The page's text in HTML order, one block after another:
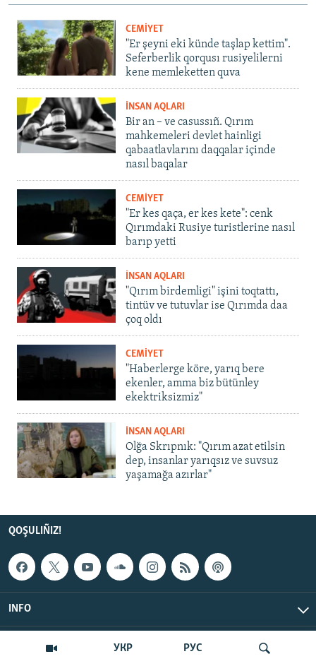
УКР РУС
CEMİYET
"Er şeyni eki künde taşlap kettim".
Seferberlik qorqusı rusiyelilerni
kene memleketten quva
İNSAN AQLARI
Bir an – ve casussıñ. Qırım
mahkemeleri devlet hainligi
qabaatlavlarını daqqalar içinde
nasıl baqalar
CEMİYET
"Er kes qaça, er kes kete": cenk
Qırımdaki Rusiye turistlerine nasıl
barıp yetti
İNSAN AQLARI
"Qırım birdemligi" işini toqtattı,
tintüv ve tutuvlar ise Qırımda daa
çoq oldı
CEMİYET
"Haberlerge köre, yarıq bere
ekenler, amma biz bütünley
ekektriksizmiz"
İNSAN AQLARI
Olğa Skrıpnık: "Qırım azat etilsin
dep, insanlar yarıqsız ve suvsuz
yaşamağa azırlar"
QOŞULIÑIZ!
INFO
© Qırım.Aqiqat, 2026 | All Rights Reserved.